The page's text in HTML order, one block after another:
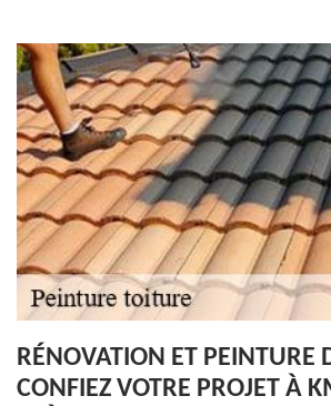
RÉNOVATION ET PEINTURE
CONFIEZ VOTRE PROJET À